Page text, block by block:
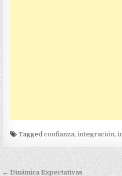
Taggedconfianza,integración,
← Dinámica Expectativas